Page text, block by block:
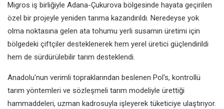
Migros iş birliğiyle Adana-Çukurova bölgesinde hayata geçirilen
özel bir projeyle yeniden tarıma kazandırıldı. Neredeyse yok
olma noktasına gelen ata tohumu yerli susamın üretimi için
bölgedeki çiftçiler desteklenerek hem yerel üretici güçlendirildi
hem de sürdürülebilir tarım desteklendi.
Anadolu'nun verimli topraklarından beslenen Pol's, kontrollü
tarım yöntemleri ve sözleşmeli tarım modeliyle ürettiği
hammaddeleri, uzman kadrosuyla işleyerek tüketiciye ulaştırıyor.